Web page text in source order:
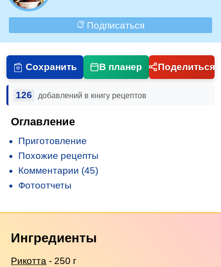
Подписаться
Сохранить В планер Поделиться
126 добавлений в книгу рецептов
Оглавление
Приготовление
Похожие рецепты
Комментарии (45)
Фотоотчеты
Ингредиенты
Рикотта - 250 г